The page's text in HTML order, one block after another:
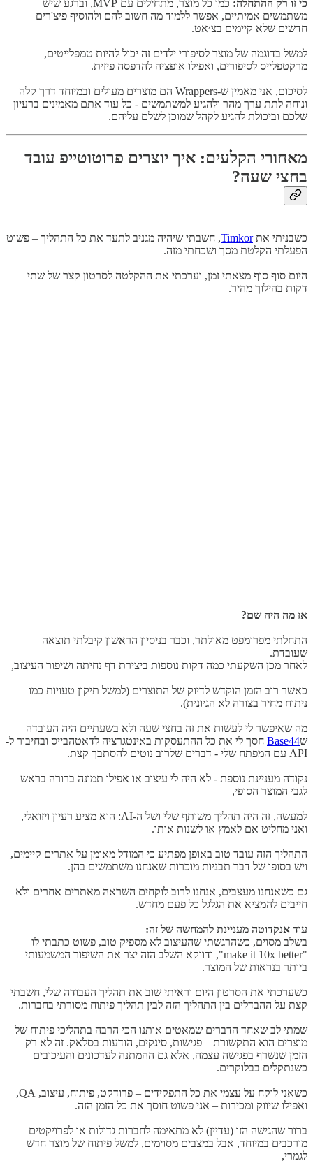
כי זו רק ההתחלה:
כמו כל מוצר, מתחילים עם MVP, וברגע שיש
משתמשים אמיתיים, אפשר ללמוד מה חשוב להם ולהוסיף פיצ'רים
חדשים שלא קיימים בצ׳אט.
למשל בדוגמה של מוצר לסיפורי ילדים זה יכול להיות טמפלייטים,
מרקטפלייס לסיפורים, ואפילו אופציה להדפסה פיזית.
לסיכום, אני מאמין ש-Wrappers הם מוצרים מעולים ובמיוחד דרך קלה
ונוחה לתת ערך מהר ולהגיע למשתמשים - כל עוד אתם מאמינים ברעיון
שלכם וביכולת להגיע לקהל שמוכן לשלם עליהם.
מאחורי הקלעים: איך יוצרים פרוטוטייפ עובד
בחצי שעה?
כשבניתי אתTimkor, חשבתי שיהיה מגניב לתעד את כל התהליך – פשוט
הפעלתי הקלטת מסך ושכחתי מזה.
היום סוף סוף מצאתי זמן, וערכתי את ההקלטה לסרטון קצר של שתי
דקות בהילוך מהיר.
אז מה היה שם?
התחלתי מפרומפט מאולתר, וכבר בניסיון הראשון קיבלתי תוצאה
שעובדת.
לאחר מכן השקעתי כמה דקות נוספות ביצירת דף נחיתה ושיפור העיצוב,
כאשר רוב הזמן הוקדש לדיוק של התוצרים (למשל תיקון טעויות כמו
ניתוח מחיר בצורה לא הגיונית).
מה שאיפשר לי לעשות את זה בחצי שעה ולא בשעתיים היה העובדה
שBase44 חסך לי את כל ההתעסקות באינטגרציה לדאטהבייס ובחיבור ל-
API עם המפתח שלי - דברים שלרוב נוטים להסתבך קצת.
נקודה מעניינת נוספת - לא היה לי עיצוב או אפילו תמונה ברורה בראש
לגבי המוצר הסופי,
למעשה, זה היה תהליך משותף שלי ושל ה-AI: הוא מציע רעיון ויזואלי,
ואני מחליט אם לאמץ או לשנות אותו.
התהליך הזה עובד טוב באופן מפתיע כי המודל מאומן על אתרים קיימים,
ויש בסופו של דבר תבניות מוכרות שאנחנו משתמשים בהן.
גם כשאנחנו מעצבים, אנחנו לרוב לוקחים השראה מאתרים אחרים ולא
חייבים להמציא את הגלגל כל פעם מחדש.
עוד אנקדוטה מעניינת להמחשה של זה:
בשלב מסוים, כשהרגשתי שהעיצוב לא מספיק טוב, פשוט כתבתי לו
"make it 10x better", ודווקא השלב הזה יצר את השיפור המשמעותי
ביותר בנראות של המוצר.
כשערכתי את הסרטון היום וראיתי שוב את תהליך העבודה שלי, חשבתי
קצת על ההבדלים בין התהליך הזה לבין תהליך פיתוח מסורתי בחברות.
שמתי לב שאחד הדברים שמאטים אותנו הכי הרבה בתהליכי פיתוח של
מוצרים הוא התקשורת – פגישות, סינקים, הודעות בסלאק. זה לא רק
הזמן שנשרף בפגישה עצמה, אלא גם ההמתנה לעדכונים והעיכובים
כשנתקלים בבלוקרים.
כשאני לוקח על עצמי את כל התפקידים – פרודקט, פיתוח, עיצוב, QA,
ואפילו שיווק ומכירות – אני פשוט חוסך את כל הזמן הזה.
ברור שהגישה הזו (עדיין) לא מתאימה לחברות גדולות או לפרויקטים
מורכבים במיוחד, אבל במצבים מסוימים, למשל פיתוח של מוצר חדש
לגמרי,